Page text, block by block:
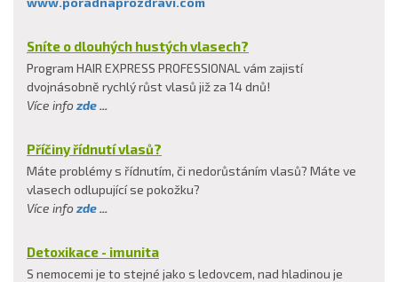
Sníte o dlouhých hustých vlasech?
Program HAIR EXPRESS PROFESSIONAL vám zajistí
dvojnásobně rychlý růst vlasů již za 14 dnů!
Více info zde...
Příčiny řídnutí vlasů?
Máte problémy s řídnutím, či nedorůstáním vlasů? Máte ve
vlasech odlupující se pokožku?
Více info zde...
Detoxikace - imunita
S nemocemi je to stejné jako s ledovcem, nad hladinou je